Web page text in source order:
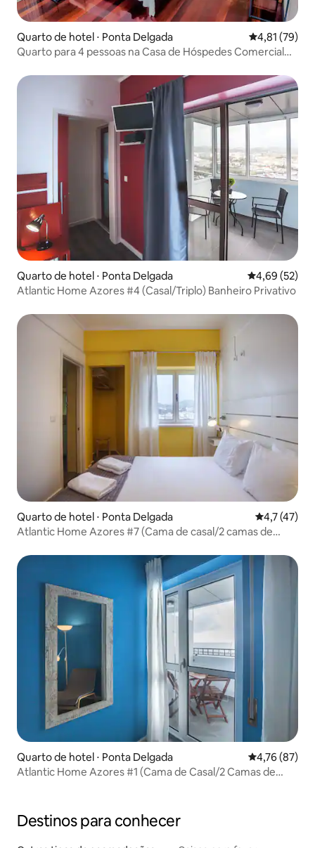
Quarto de hotel ⋅ Ponta Delgada 4,81 de uma
4,81 (79)
Quarto para 4 pessoas na Casa de Hóspedes Comercial
Quarto de hotel ⋅ Ponta Delgada 4,69 de uma
4,69 (52)
Atlantic Home Azores #4 (Casal/Triplo) Banheiro Privativo
Quarto de hotel ⋅ Ponta Delgada 4,7 de uma
4,7 (47)
Atlantic Home Azores #7 (Cama de casal/2 camas de
Quarto de hotel ⋅ Ponta Delgada 4,76 de uma
4,76 (87)
Atlantic Home Azores #1 (Cama de Casal/2 Camas de
Destinos para conhecer